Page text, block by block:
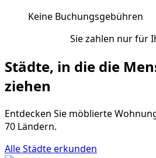
Keine Buchungsgebühren
Sie zahlen nur für
Städte, in die die
ziehen
Entdecken Sie möblierte
70 Ländern.
Alle Städte erkunden